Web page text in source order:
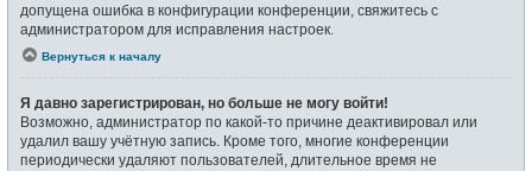
допущена ошибка в конфигурации конференции, свяжитесь с
администратором для исправления настроек.
Вернуться к началу
Я давно зарегистрирован, но больше не могу войти!
Возможно, администратор по какой-то причине деактивировал или
удалил вашу учётную запись. Кроме того, многие конференции
периодически удаляют пользователей, длительное время не